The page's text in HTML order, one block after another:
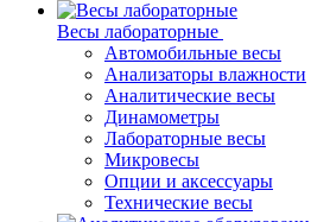
Весы лабораторные
Автомобильные весы
Анализаторы влажности
Аналитические весы
Динамометры
Лабораторные весы
Микровесы
Опции и аксессуары
Технические весы